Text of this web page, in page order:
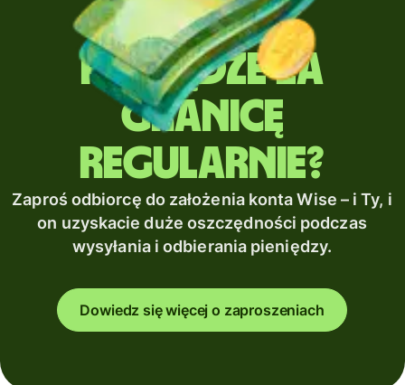
Wysyłasz
pieniądze za
granicę
regularnie?
Zaproś odbiorcę do założenia konta Wise – i Ty, i
on uzyskacie duże oszczędności podczas
wysyłania i odbierania pieniędzy.
Dowiedz się więcej o zaproszeniach